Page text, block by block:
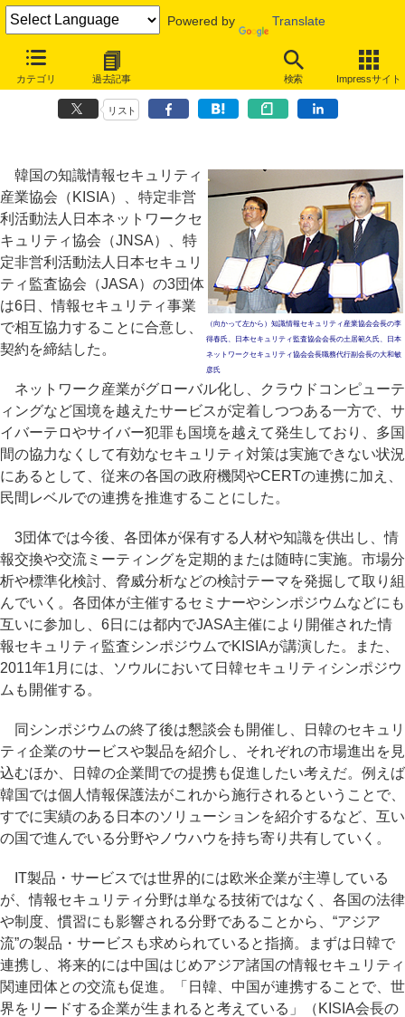
Powered by Translate
カテゴリ 過去記事 検索 Impressサイト
日韓の情報セキュリティ3団体が提携、企業間の連携推進し世界展開目
指す
リスト
（向かって左から）知識情報セキュリティ産業協会会長の李
得春氏、日本セキュリティ監査協会会長の土居範久氏、日本
ネットワークセキュリティ協会会長職務代行副会長の大和敏
彦氏
韓国の知識情報セキュリティ
産業協会（KISIA）、特定非営
利活動法人日本ネットワークセ
キュリティ協会（JNSA）、特
定非営利活動法人日本セキュリ
ティ監査協会（JASA）の3団体
は6日、情報セキュリティ事業
で相互協力することに合意し、
契約を締結した。
ネットワーク産業がグローバル化し、クラウドコンピューテ
ィングなど国境を越えたサービスが定着しつつある一方で、サ
イバーテロやサイバー犯罪も国境を越えて発生しており、多国
間の協力なくして有効なセキュリティ対策は実施できない状況
にあるとして、従来の各国の政府機関やCERTの連携に加え、
民間レベルでの連携を推進することにした。
3団体では今後、各団体が保有する人材や知識を供出し、情
報交換や交流ミーティングを定期的または随時に実施。市場分
析や標準化検討、脅威分析などの検討テーマを発掘して取り組
んでいく。各団体が主催するセミナーやシンポジウムなどにも
互いに参加し、6日には都内でJASA主催により開催された情
報セキュリティ監査シンポジウムでKISIAが講演した。また、
2011年1月には、ソウルにおいて日韓セキュリティシンポジウ
ムも開催する。
同シンポジウムの終了後は懇談会も開催し、日韓のセキュリ
ティ企業のサービスや製品を紹介し、それぞれの市場進出を見
込むほか、日韓の企業間での提携も促進したい考えだ。例えば
韓国では個人情報保護法がこれから施行されるということで、
すでに実績のある日本のソリューションを紹介するなど、互い
の国で進んでいる分野やノウハウを持ち寄り共有していく。
IT製品・サービスでは世界的には欧米企業が主導している
が、情報セキュリティ分野は単なる技術ではなく、各国の法律
や制度、慣習にも影響される分野であることから、“アジア
流”の製品・サービスも求められていると指摘。まずは日韓で
連携し、将来的には中国はじめアジア諸国の情報セキュリティ
関連団体との交流も促進。「日韓、中国が連携することで、世
界をリードする企業が生まれると考えている」（KISIA会長の